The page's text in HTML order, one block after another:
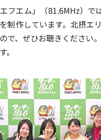
フエム」（81.6MHz）
制作しています。北摂エ
で、ぜひお聴きください
。